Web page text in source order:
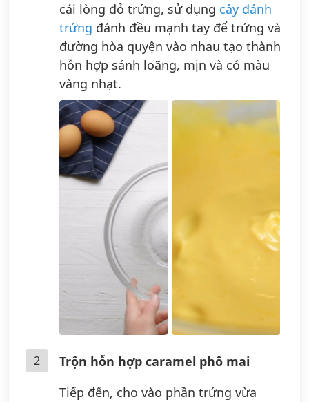
cái lòng đỏ trứng, sử dụng cây đánh
trứng đánh đều mạnh tay để trứng và
đường hòa quyện vào nhau tạo thành
hỗn hợp sánh loãng, mịn và có màu
vàng nhạt.
2
Trộn hỗn hợp caramel phô mai
Tiếp đến, cho vào phần trứng vừa